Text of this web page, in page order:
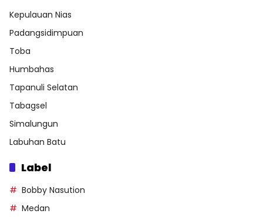
Kepulauan Nias
Padangsidimpuan
Toba
Humbahas
Tapanuli Selatan
Tabagsel
Simalungun
Labuhan Batu
Label
Bobby Nasution
Medan